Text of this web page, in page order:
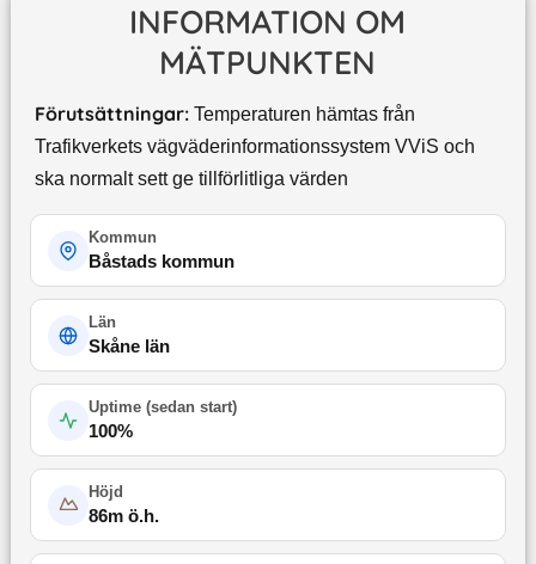
INFORMATION OM
MÄTPUNKTEN
Förutsättningar: Temperaturen hämtas från
Trafikverkets vägväderinformationssystem VViS och
ska normalt sett ge tillförlitliga värden
Kommun
Båstads kommun
Län
Skåne län
Uptime (sedan start)
100%
Höjd
86m ö.h.